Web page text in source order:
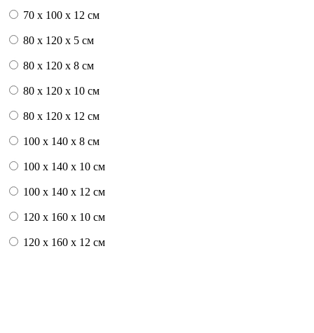
70 x 100 x 12 см
80 x 120 x 5 см
80 x 120 x 8 см
80 x 120 x 10 см
80 x 120 x 12 см
100 x 140 x 8 см
100 x 140 x 10 см
100 x 140 x 12 см
120 x 160 x 10 см
120 x 160 x 12 см